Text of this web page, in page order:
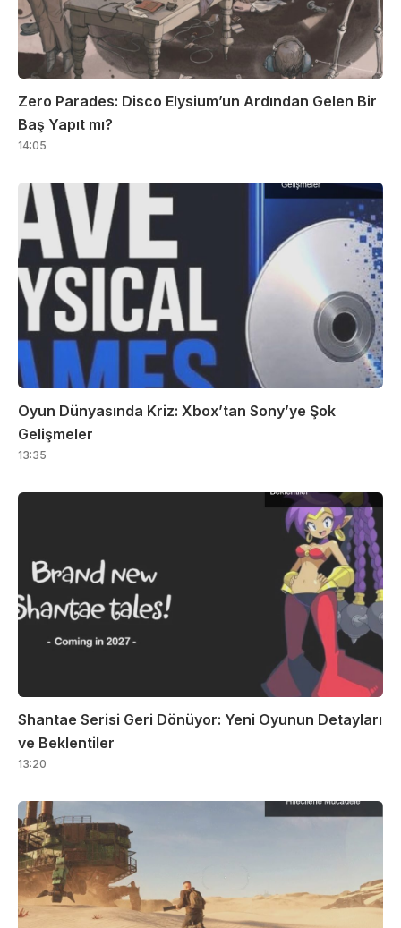
Zero Parades: Disco Elysium’un Ardından Gelen Bir
Baş Yapıt mı?
14:05
Oyun Dünyasında Kriz: Xbox’tan Sony’ye Şok
Gelişmeler
13:35
Shantae Serisi Geri Dönüyor: Yeni Oyunun Detayları
ve Beklentiler
13:20